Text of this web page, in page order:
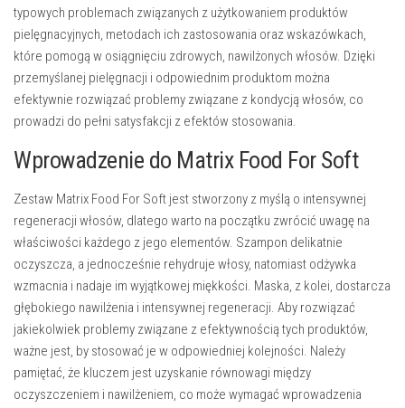
typowych problemach związanych z użytkowaniem produktów
pielęgnacyjnych, metodach ich zastosowania oraz wskazówkach,
które pomogą w osiągnięciu zdrowych, nawilżonych włosów. Dzięki
przemyślanej pielęgnacji i odpowiednim produktom można
efektywnie rozwiązać problemy związane z kondycją włosów, co
prowadzi do pełni satysfakcji z efektów stosowania.
Wprowadzenie do Matrix Food For Soft
Zestaw Matrix Food For Soft jest stworzony z myślą o intensywnej
regeneracji włosów, dlatego warto na początku zwrócić uwagę na
właściwości każdego z jego elementów. Szampon delikatnie
oczyszcza, a jednocześnie rehydruje włosy, natomiast odżywka
wzmacnia i nadaje im wyjątkowej miękkości. Maska, z kolei, dostarcza
głębokiego nawilżenia i intensywnej regeneracji. Aby rozwiązać
jakiekolwiek problemy związane z efektywnością tych produktów,
ważne jest, by stosować je w odpowiedniej kolejności. Należy
pamiętać, że kluczem jest uzyskanie równowagi między
oczyszczeniem i nawilżeniem, co może wymagać wprowadzenia